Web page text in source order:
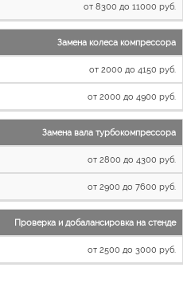
от 8300 до 11000 руб.
Замена колеса компрессора
от 2000 до 4150 руб.
от 2000 до 4900 руб.
Замена вала турбокомпрессора
от 2800 до 4300 руб.
от 2900 до 7600 руб.
Проверка и добалансировка на стенде
от 2500 до 3000 руб.